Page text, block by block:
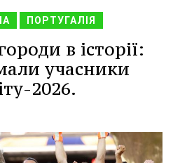
ПОРТУГАЛІЯ
в історії:
учасники
2026.